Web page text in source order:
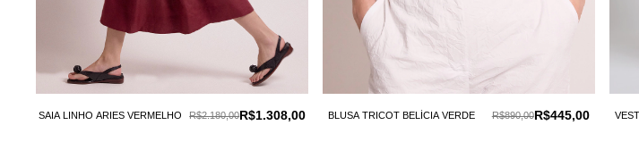
SAIA LINHO ARIES VERMELHO R$1.308,00
R$2.180,00 BLUSA TRICOT BELÍCIA VERDE R$445,00
R$890,00